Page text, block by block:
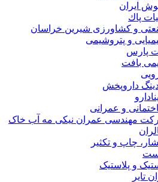
ایران
پاك
و کشاورزی شیرین خراسان
و پتروشیمی
پارس
بافت
داروپخش
و عمرانی
مهندسی عمران نیکی مه آب خاک
چاپ و تکثير
و پلاستیک
تایر